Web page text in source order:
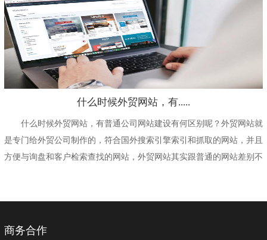
什么时候外贸网站，有.....
什么时候外贸网站，有普通公司网站建设有何区别呢？外贸网站就
是专门给外贸公司制作的，符合国外搜索引擎索引和抓取的网站，并且
方便与询盘和客户检索查找的网站，外贸网站其实跟普通的网站差别不
商务合作